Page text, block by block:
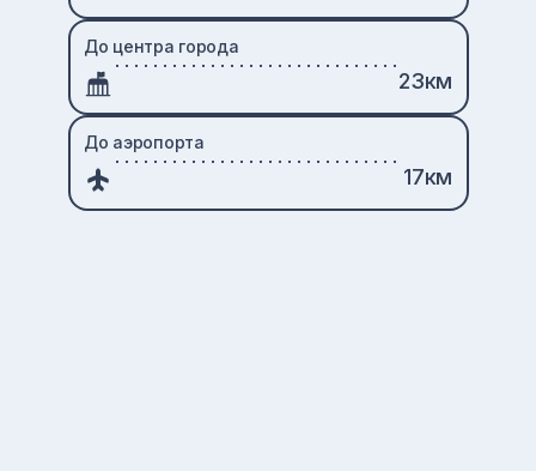
До центра города
23км
До аэропорта
17км